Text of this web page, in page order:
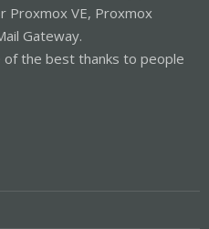
Proxmox VE, Proxmox
Gateway.
of the best thanks to people